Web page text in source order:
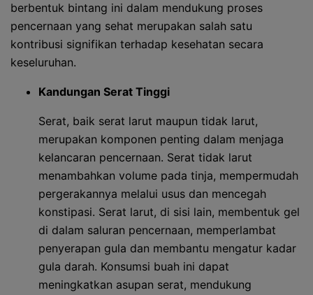
berbentuk bintang ini dalam mendukung proses
pencernaan yang sehat merupakan salah satu
kontribusi signifikan terhadap kesehatan secara
keseluruhan.
Kandungan Serat Tinggi
Serat, baik serat larut maupun tidak larut,
merupakan komponen penting dalam menjaga
kelancaran pencernaan. Serat tidak larut
menambahkan volume pada tinja, mempermudah
pergerakannya melalui usus dan mencegah
konstipasi. Serat larut, di sisi lain, membentuk gel
di dalam saluran pencernaan, memperlambat
penyerapan gula dan membantu mengatur kadar
gula darah. Konsumsi buah ini dapat
meningkatkan asupan serat, mendukung